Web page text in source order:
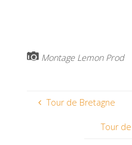
Montage Lemon Prod
Tour de Bretagne
Tour